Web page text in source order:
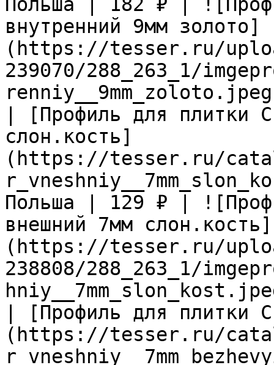
внутренний 9мм золото]
(https://tesser.ru/
239070/288_263_1/
| [Профиль для плитки
слон.кость]
(https://tesser.ru/
Польша | 129 ₽ |
внешний 7мм слон.кость]
(https://tesser.ru/
238808/288_263_1/
| [Профиль для плитки
(https://tesser.ru/